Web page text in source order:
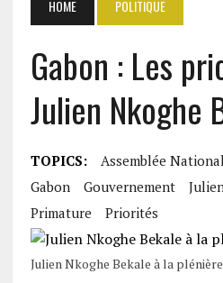
HOME POLITIQUE
Gabon : Les
Julien Nkoghe
TOPICS: Assemblée
Gabon
Gouvernement
Primature
Priorités
Julien Nkoghe Bekale à la